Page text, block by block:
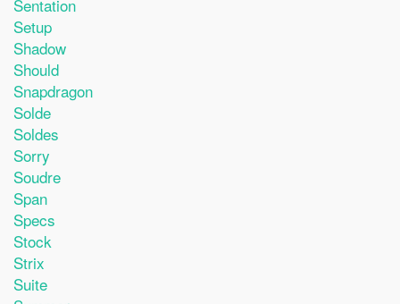
Sentation
Setup
Shadow
Should
Snapdragon
Solde
Soldes
Sorry
Soudre
Span
Specs
Stock
Strix
Suite